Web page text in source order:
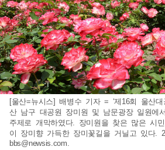
[울산=뉴시스] 배병수 기자 = ‘제16회 울산
산 남구 대공원 장미원 및 남문광장 일원에
주제로 개막하였다. 장미원을 찾은 많은 시
이 장미향 가득한 장미꽃길을 거닐고 있다.
bbs@newsis.com